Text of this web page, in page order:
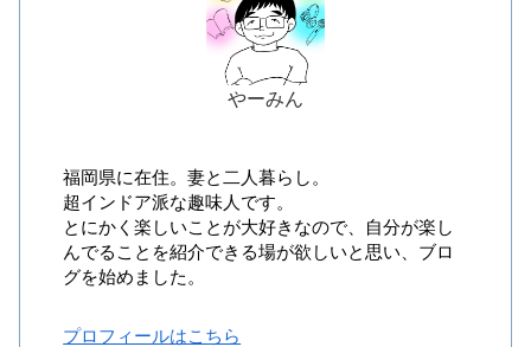
やーみん
福岡県に在住。妻と二人暮らし。
超インドア派な趣味人です。
とにかく楽しいことが大好きなので、自分が楽し
んでることを紹介できる場が欲しいと思い、ブロ
グを始めました。
プロフィールはこちら